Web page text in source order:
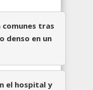
comunes tras
denso en un
el hospital y